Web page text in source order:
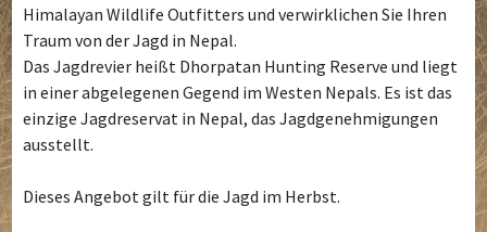
Himalayan Wildlife Outfitters und verwirklichen Sie Ihren
Traum von der Jagd in Nepal.
Das Jagdrevier heißt Dhorpatan Hunting Reserve und liegt
in einer abgelegenen Gegend im Westen Nepals. Es ist das
einzige Jagdreservat in Nepal, das Jagdgenehmigungen
ausstellt.
Dieses Angebot gilt für die Jagd im Herbst.